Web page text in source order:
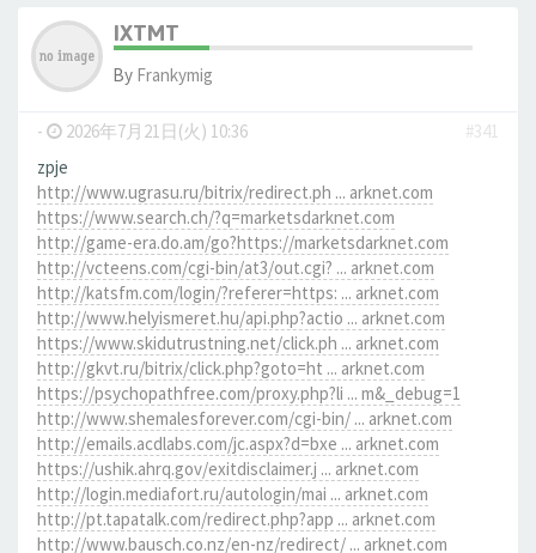
IXTMT
By Frankymig
- 2026年7月21日(火) 10:36
#341
zpje
http://www.ugrasu.ru/bitrix/redirect.ph ... arknet.com
https://www.search.ch/?q=marketsdarknet.com
http://game-era.do.am/go?https://marketsdarknet.com
http://vcteens.com/cgi-bin/at3/out.cgi? ... arknet.com
http://katsfm.com/login/?referer=https: ... arknet.com
http://www.helyismeret.hu/api.php?actio ... arknet.com
https://www.skidutrustning.net/click.ph ... arknet.com
http://gkvt.ru/bitrix/click.php?goto=ht ... arknet.com
https://psychopathfree.com/proxy.php?li ... m&_debug=1
http://www.shemalesforever.com/cgi-bin/ ... arknet.com
http://emails.acdlabs.com/jc.aspx?d=bxe ... arknet.com
https://ushik.ahrq.gov/exitdisclaimer.j ... arknet.com
http://login.mediafort.ru/autologin/mai ... arknet.com
http://pt.tapatalk.com/redirect.php?app ... arknet.com
http://www.bausch.co.nz/en-nz/redirect/ ... arknet.com